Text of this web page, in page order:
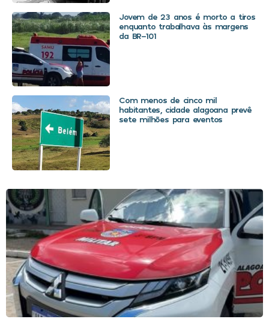
Jovem de 23 anos é morto a tiros
enquanto trabalhava às margens
da BR-101
Com menos de cinco mil
habitantes, cidade alagoana prevê
sete milhões para eventos